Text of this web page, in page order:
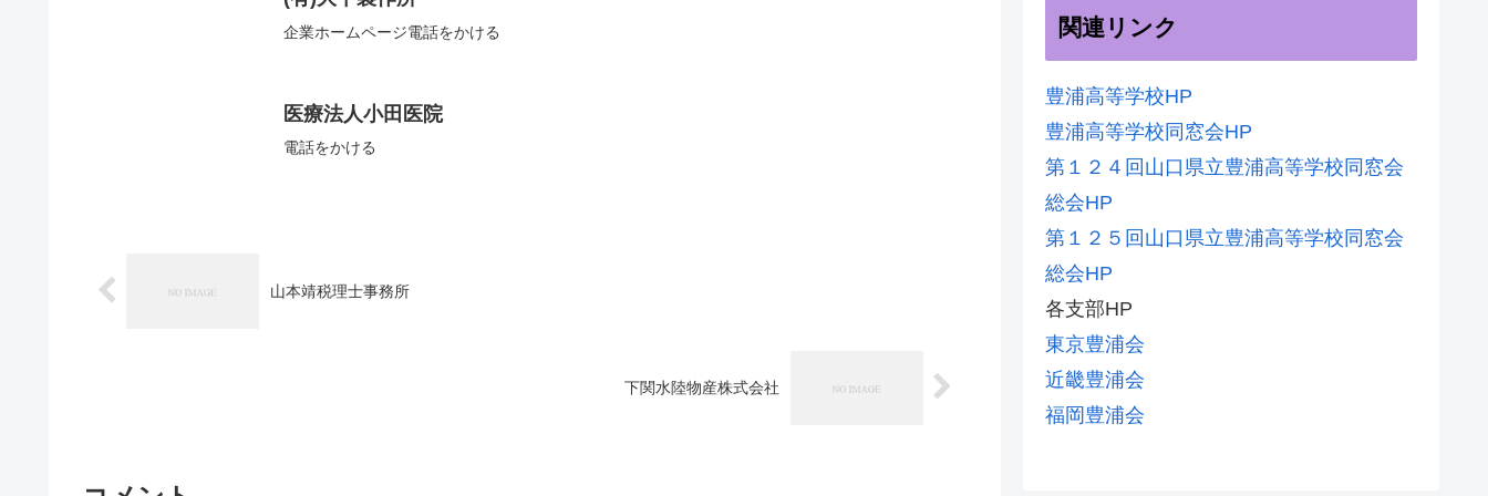
企業ホームページ電話をかける
医療法人小田医院
電話をかける
山本靖税理士事務所
下関水陸物産株式会社
関連リンク
豊浦高等学校HP
豊浦高等学校同窓会HP
第１２４回山口県立豊浦高等学校同窓会
総会HP
第１２５回山口県立豊浦高等学校同窓会
総会HP
各支部HP
東京豊浦会
近畿豊浦会
福岡豊浦会